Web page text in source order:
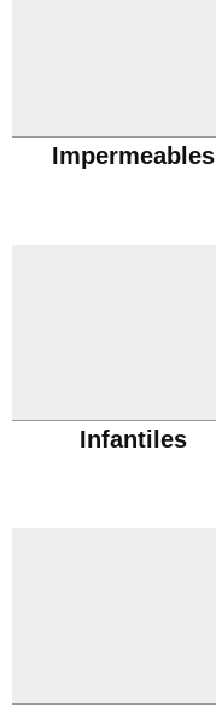
Impermeables
Infantiles